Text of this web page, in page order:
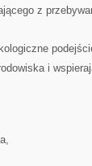
z
i